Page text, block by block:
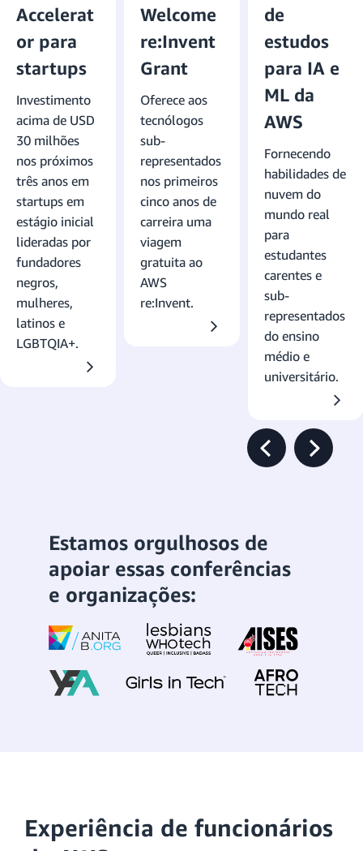
Accelerat
or para
startups
Investimento
acima de USD
30 milhões
nos próximos
três anos em
startups em
estágio inicial
lideradas por
fundadores
negros,
mulheres,
latinos e
LGBTQIA+.
Welcome
re:Invent
Grant
Oferece aos
tecnólogos
sub-
representados
nos primeiros
cinco anos de
carreira uma
viagem
gratuita ao
AWS
re:Invent.
de
estudos
para IA e
ML da
AWS
Fornecendo
habilidades de
nuvem do
mundo real
para
estudantes
carentes e
sub-
representados
do ensino
médio e
universitário.
Previous Slide
Next
Estamos orgulhosos de
apoiar essas conferências
e organizações:
Experiência de funcionários